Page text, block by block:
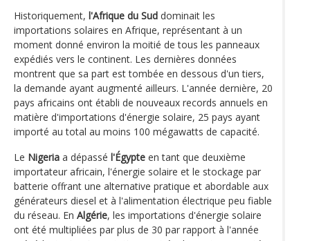
Historiquement, l'Afrique du Sud dominait les
importations solaires en Afrique, représentant à un
moment donné environ la moitié de tous les panneaux
expédiés vers le continent. Les dernières données
montrent que sa part est tombée en dessous d'un tiers,
la demande ayant augmenté ailleurs. L'année dernière, 20
pays africains ont établi de nouveaux records annuels en
matière d'importations d'énergie solaire, 25 pays ayant
importé au total au moins 100 mégawatts de capacité.
Le Nigeria a dépassé l'Égypte en tant que deuxième
importateur africain, l'énergie solaire et le stockage par
batterie offrant une alternative pratique et abordable aux
générateurs diesel et à l'alimentation électrique peu fiable
du réseau. En Algérie, les importations d'énergie solaire
ont été multipliées par plus de 30 par rapport à l'année